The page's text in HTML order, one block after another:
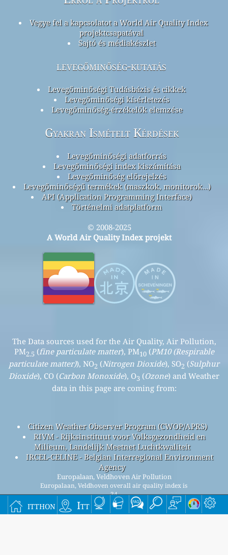
itthon Itt
Vegye fel a kapcsolatot a World Air Quality Index
projektcsapatával
Sajtó és médiakészlet
levegőminőség-kutatás
Levegőminőségi Tudásbázis és cikkek
Levegőminőségi kísérletezés
Levegőminőség-érzékelők elemzése
Gyakran Ismételt Kérdések
Levegőminőségi adatforrás
Levegőminőségi index kiszámítása
Levegőminőség előrejelzés
Levegőminőségű termékek (maszkok, monitorok…)
API (Application Programming Interface)
Történelmi adatplatform
© 2008-2025
A World Air Quality Index projekt
The Data sources used for the Air Quality, Air Pollution,
PM2.5 (fine particulate matter), PM10(PM10 (Respirable
particulate matter)), NO2 (Nitrogen Dioxide), SO2 (Sulphur
Dioxide), CO (Carbon Monoxide), O3 (Ozone) and Weather
data in this page are coming from:
Citizen Weather Observer Program (CWOP/APRS)
RIVM - Rijksinstituut voor Volksgezondheid en
Milieum, Landelijk Meetnet Luchtkwaliteit
IRCEL-CELINE - Belgian Interregional Environment
Agency
Europalaan, Veldhoven Air Pollution
Europalaan, Veldhoven overall air quality index is
34
Europalaan, Veldhoven PM
(fine particulate matter) AQI is
26 - Europalaan, Veldhoven PM
10
(PM10 (Respirable